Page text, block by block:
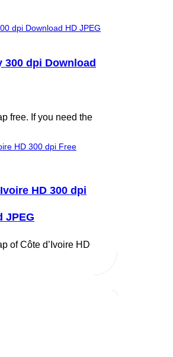
300 dpi Download
free. If you need the
HD 300 dpi
JPEG
of Côte d’Ivoire HD